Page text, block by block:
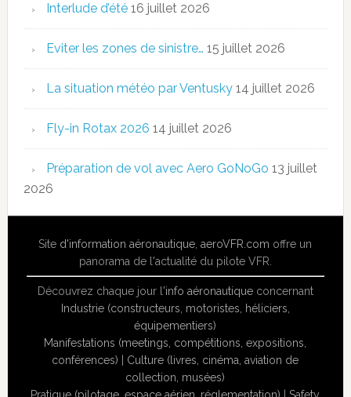
Interlude d’été 16 juillet 2026
Eviter les zones de sinistre… 15 juillet 2026
La situation météo par Ventusky 14 juillet 2026
Fly-in Rotax 2026 14 juillet 2026
Préparation de vol avec Aero GoNoGo 13 juillet
2026
Site d'information aéronautique ,aeroVFR.com offre un
panorama de l'actualité du pilote VFR.
Découvrez chaque jour l'info aéronautiqueconcernant
Industrie (constructeurs, motoristes, héliciers,
équipementiers)
Manifestations (meetings, compétitions, expositions,
conférences)
Culture (livres, cinéma, aviation de
collection, musées)